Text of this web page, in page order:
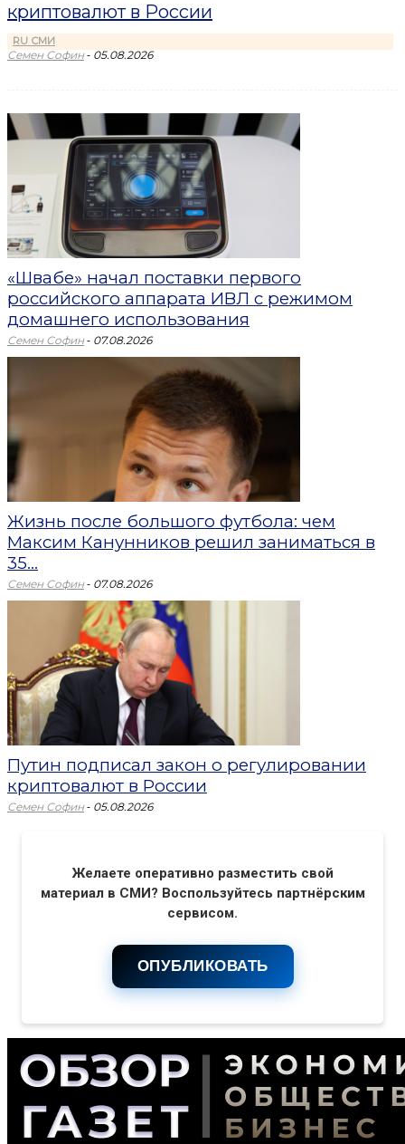
криптовалют в России
RU СМИ
Семен Софин - 05.08.2026
«Швабе» начал поставки первого
российского аппарата ИВЛ с режимом
домашнего использования
Семен Софин - 07.08.2026
Жизнь после большого футбола: чем
Максим Канунников решил заниматься в
35...
Семен Софин - 07.08.2026
Путин подписал закон о регулировании
криптовалют в России
Семен Софин - 05.08.2026
Желаете оперативно разместить свой
материал в СМИ? Воспользуйтесь партнёрским
сервисом.
ОПУБЛИКОВАТЬ